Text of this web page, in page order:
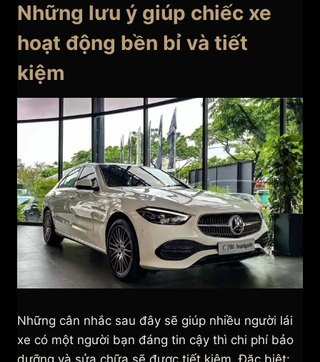
Những lưu ý giúp chiếc xe
hoạt động bền bỉ và tiết
kiệm
Những cân nhắc sau đây sẽ giúp nhiều người lái
xe có một người bạn đáng tin cậy thì chi phí bảo